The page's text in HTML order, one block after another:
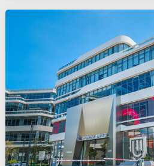
艺和设计等各方面都